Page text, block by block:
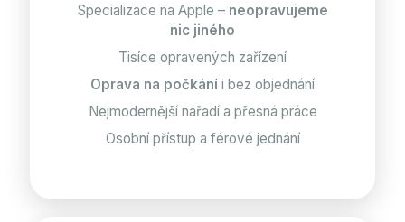
Specializace na Apple – neopravujeme
nic jiného
Tisíce opravených zařízení
Oprava na počkání i bez objednání
Nejmodernější nářadí a přesná práce
Osobní přístup a férové jednání